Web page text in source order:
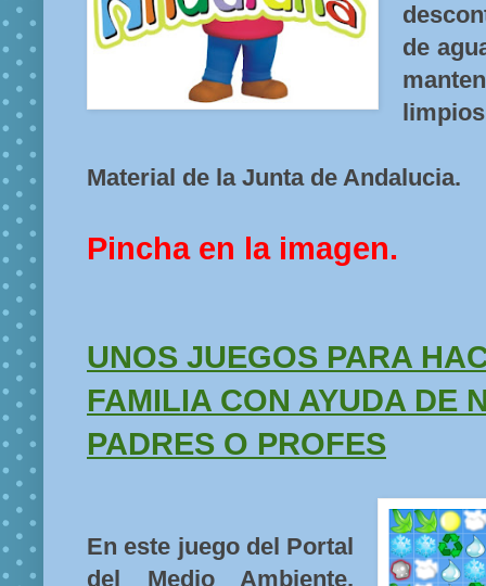
de
Material de la Junta de Andalucia.
Pincha en la imagen.
UNOS JUEGOS PARA
FAMILIA CON AYUDA DE
PADRES O PROFES
En este juego del Portal
del Medio Ambiente,